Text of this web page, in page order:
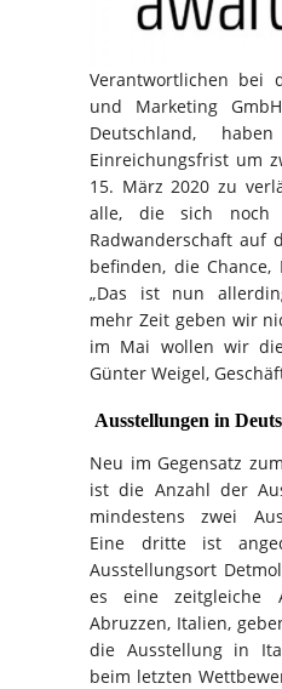
Verantwortlichen bei
und Marketing
Deutschland,
Einreichungsfrist um
15. März 2020 zu
alle, die sich noch
Radwanderschaft auf
befinden, die Chance,
„Das ist nun
mehr Zeit geben wir
im Mai wollen wir
Günter Weigel,
Ausstellungen in
Neu im Gegensatz
ist die Anzahl der
mindestens zwei
Eine dritte ist
Ausstellungsort
es eine zeitgleiche
Abruzzen, Italien,
die Ausstellung in
beim letzten